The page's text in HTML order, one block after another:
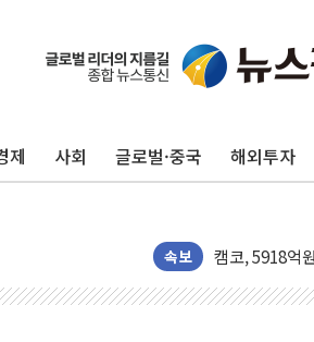
제 사회 글로벌·중국 해외투자
속보
수박으로 여름
[시승기] 공간
가오픈한 홈플